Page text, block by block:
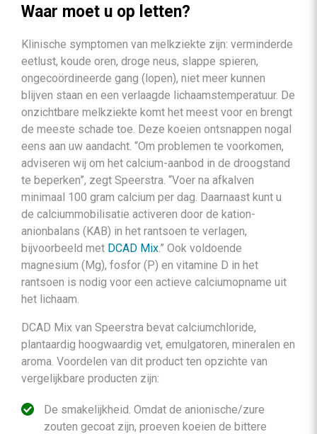
Waar moet u op letten?
Klinische symptomen van melkziekte zijn: verminderde
eetlust, koude oren, droge neus, slappe spieren,
ongecoördineerde gang (lopen), niet meer kunnen
blijven staan en een verlaagde lichaamstemperatuur. De
onzichtbare melkziekte komt het meest voor en brengt
de meeste schade toe. Deze koeien ontsnappen nogal
eens aan uw aandacht. “Om problemen te voorkomen,
adviseren wij om het calcium-aanbod in de droogstand
te beperken”, zegt Speerstra. “Voer na afkalven
minimaal 100 gram calcium per dag. Daarnaast kunt u
de calciummobilisatie activeren door de kation-
anionbalans (KAB) in het rantsoen te verlagen,
bijvoorbeeld met DCAD Mix.” Ook voldoende
magnesium (Mg), fosfor (P) en vitamine D in het
rantsoen is nodig voor een actieve calciumopname uit
het lichaam.
DCAD Mix van Speerstra bevat calciumchloride,
plantaardig hoogwaardig vet, emulgatoren, mineralen en
aroma. Voordelen van dit product ten opzichte van
vergelijkbare producten zijn:
De smakelijkheid. Omdat de anionische/zure
zouten gecoat zijn, proeven koeien de bittere